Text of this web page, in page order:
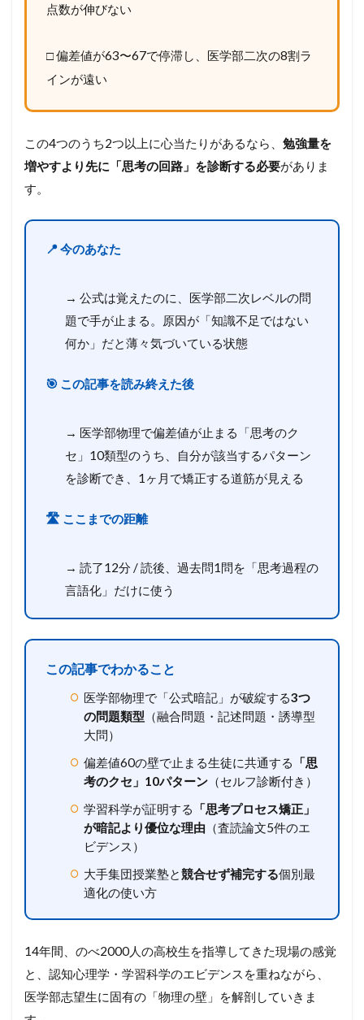
点数が伸びない
□ 偏差値が63〜67で停滞し、医学部二次の8割ラ
インが遠い
この4つのうち2つ以上に心当たりがあるなら、 勉強量を
増やすより先に「思考の回路」を診断する必要がありま
す。
📍 今のあなた
→ 公式は覚えたのに、医学部二次レベルの問
題で手が止まる。原因が「知識不足ではない
何か」だと薄々気づいている状態
🎯 この記事を読み終えた後
→ 医学部物理で偏差値が止まる「思考のク
セ」10類型のうち、自分が該当するパターン
を診断でき、1ヶ月で矯正する道筋が見える
🛣️ ここまでの距離
→ 読了12分 / 読後、過去問1問を「思考過程の
言語化」だけに使う
この記事でわかること
医学部物理で「公式暗記」が破綻する3つ
の問題類型 （融合問題・記述問題・誘導型
大問）
偏差値60の壁で止まる生徒に共通する 「思
考のクセ」10パターン（セルフ診断付き）
学習科学が証明する 「思考プロセス矯正」
が暗記より優位な理由 （査読論文5件のエ
ビデンス）
大手集団授業塾と競合せず補完する個別最
適化の使い方
14年間、のべ2000人の高校生を指導してきた現場の感覚
と、認知心理学・学習科学のエビデンスを重ねながら、
医学部志望生に固有の「物理の壁」を解剖していきま